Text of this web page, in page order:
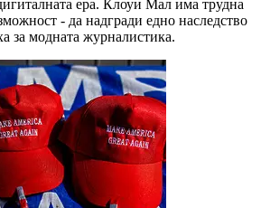
ера. Клоуи Мал има трудна
- да надгради едно наследство
за модната журналистика.